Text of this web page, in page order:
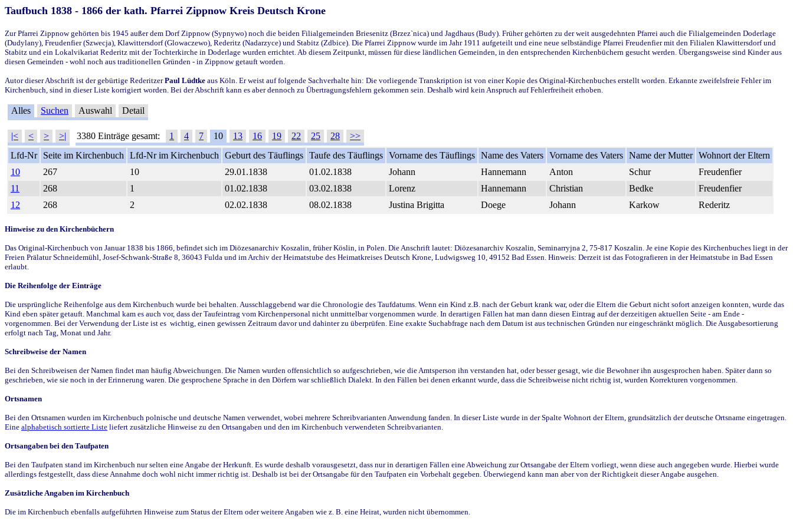
Taufbuch 1838 - 1866 der kath. Pfarrei Zippnow Kreis Deutsch Krone
Zur Pfarrei Zippnow gehörten bis 1945 außer dem Dorf Zippnow (Sypnywo) noch die beiden Filialgemeinden Briesenitz (Brzez`nica) und Jagdhaus (Budy). Früher gehörten zu der weit ausgedehnten Pfarrei auch die Filialgemeinden Doderlage
(Dudylany), Freudenfier (Szwecja), Klawittersdorf (Glowaczewo), Rederitz (Nadarzyce) und Stabitz (Zdbice). Die Pfarrei Zippnow wurde im Jahr 1911 aufgeteilt und eine neue selbständige Pfarrei Freudenfier mit den Filialen Klawittersdorf und
Stabitz und ein Lokalvikariat Rederitz mit der Tochterkirche in Doderlage wurden errichtet. Ab diesem Zeitpunkt, müssen für diese ländlichen Gemeinden, in den entsprechenden Kirchenbüchern gesucht werden. Übergangsweise sind Kinder aus
diesen Gemeinden - wohl noch aus traditionellen Gründen - in Zippnow getauft worden.
Autor dieser Abschrift ist der gebürtige RederitzerPaul Lüdtke aus Köln. Er weist auf folgende Sachverhalte hin: Die vorliegende Transkription ist von einer Kopie des Original-Kirchenbuches erstellt worden. Erkannte zweifelsfreie Fehler im
Kirchenbuch, sind in dieser Liste korrigiert worden. Bei der Abschrift kann es aber dennoch zu Übertragungsfehlern gekommen sein. Deshalb wird kein Anspruch auf Fehlerfreiheit erhoben.
Alles Suchen Auswahl Detail
|< < > >| 3380 Einträge gesamt: 1 4 7 10 13 16 19 22 25 28
>>
Lfd-Nr
Seite im Kirchenbuch Lfd-Nr im Kirchenbuch Geburt des Täuflings Taufe des Täuflings Vorname des Täuflings Name des Vaters Vorname des Vaters Name der Mutter Wohnort der Eltern
10
267 10 29.01.1838 01.02.1838 Johann Hannemann Anton Schur
Freudenfier
11
268 1 01.02.1838 03.02.1838 Lorenz Hannemann Christian Bedke
Freudenfier
12
268 2 02.02.1838 08.02.1838 Justina Brigitta Doege Johann Karkow Rederitz
Hinweise zu den Kirchenbüchern
Das Original-Kirchenbuch von Januar 1838 bis 1866, befindet sich im Diözesanarchiv Koszalin, früher Köslin, in Polen. Die Anschrift lautet: Diözesanarchiv Koszalin, Seminarryjna 2, 75-817 Koszalin. Je eine Kopie des Kirchenbuches liegt in der
Freien Prälatur Schneidemühl, Josef-Schwank-Straße 8, 36043 Fulda und im Archiv der Heimatstube des Heimatkreises Deutsch Krone, Ludwigsweg 10, 49152 Bad Essen. Hinweis: Derzeit ist das Fotografieren in der Heimatstube in Bad Essen
erlaubt.
Die Reihenfolge der Einträge
Die ursprüngliche Reihenfolge aus dem Kirchenbuch wurde bei behalten. Ausschlaggebend war die Chronologie des Taufdatums. Wenn ein Kind z.B. nach der Geburt krank war, oder die Eltern die Geburt nicht sofort anzeigen konnten, wurde das
Kind eben später getauft. Manchmal kam es auch vor, dass der Taufeintrag vom Kirchenpersonal nicht unmittelbar vorgenommen wurde. In derartigen Fällen hat man dann diesen Eintrag auf der derzeitigen aktuellen Seite - am Ende -
vorgenommen. Bei der Verwendung der Liste ist es wichtig, einen gewissen Zeitraum davor und dahinter zu überprüfen. Eine exakte Suchabfrage nach dem Datum ist aus technischen Gründen nur eingeschränkt möglich. Die Ausgabesortierung
erfolgt nach Tag, Monat und Jahr.
Schreibweise der Namen
Bei den Schreibweisen der Namen findet man häufig Abweichungen. Die Namen wurden offensichtlich so aufgeschrieben, wie die Amtsperson ihn verstanden hat, oder besser gesagt, wie die Bewohner ihn ausgesprochen haben. Später dann so
geschrieben, wie sie noch in der Erinnerung waren. Die gesprochene Sprache in den Dörfern war schließlich Dialekt. In den Fällen bei denen erkannt wurde, dass die Schreibweise nicht richtig ist, wurden Korrekturen vorgenommen.
Ortsnamen
Bei den Ortsnamen wurden im Kirchenbuch polnische und deutsche Namen verwendet, wobei mehrere Schreibvarianten Anwendung fanden. In dieser Liste wurde in der Spalte Wohnort der Eltern, grundsätzlich der deutsche Ortsname eingetragen.
Eine alphabetisch sortierte Liste liefert zusätzliche Hinweise zu den Ortsangaben und den im Kirchenbuch verwendeten Schreibvarianten.
Ortsangaben bei den Taufpaten
Bei den Taufpaten stand im Kirchenbuch nur selten eine Angabe der Herkunft. Es wurde deshalb vorausgesetzt, dass nur in derartigen Fällen eine Abweichung zur Ortsangabe der Eltern vorliegt, wenn diese auch angegeben wurde. Hierbei wurde
allerdings festgestellt, dass diese Annahme doch wohl nicht immer richtig ist. Deshalb ist bei der Ortsangabe für den Taufpaten ein Vorbehalt gegeben. Überwiegend kann man aber von der Richtigkeit dieser Angabe ausgehen.
Zusätzliche Angaben im Kirchenbuch
Die im Kirchenbuch ebenfalls aufgeführten Hinweise zum Status der Eltern oder weitere Angaben wie z. B. eine Heirat, wurden nicht übernommen.